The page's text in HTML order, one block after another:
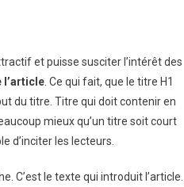
et puisse susciter l’intérêt des
l’article . Ce qui fait, que le titre H1
du titre. Titre qui doit contenir en
mieux qu’un titre soit court
d’inciter les lecteurs.
C’est le texte qui introduit l’article.